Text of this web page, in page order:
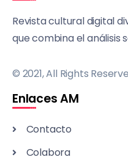
Revista cultural digital
que combina el análisis
© 2021, All Rights
Enlaces AM
Contacto
Colabora